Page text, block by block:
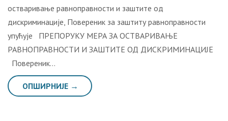
остваривање равноправности и заштите од
дискриминације, Повереник за заштиту равноправности
упућује ПРЕПОРУКУ МЕРА ЗА ОСТВАРИВАЊЕ
РАВНОПРАВНОСТИ И ЗАШТИТЕ ОД ДИСКРИМИНАЦИЈЕ
Повереник…
ОПШИРНИЈЕ →